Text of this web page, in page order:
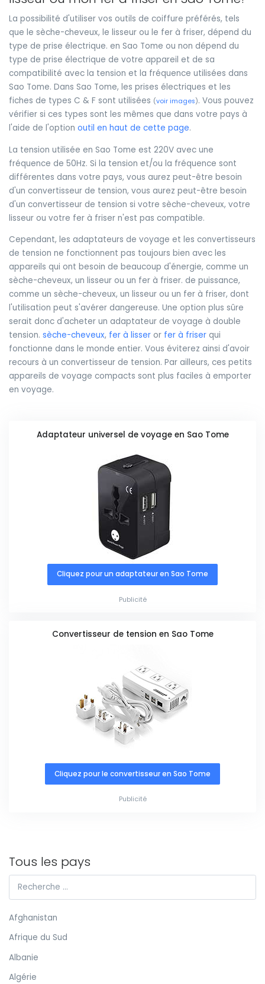
La possibilité d'utiliser vos outils de coiffure préférés, tels
que le sèche-cheveux, le lisseur ou le fer à friser, dépend du
type de prise électrique. en Sao Tome ou non dépend du
type de prise électrique de votre appareil et de sa
compatibilité avec la tension et la fréquence utilisées dans
Sao Tome. Dans Sao Tome, les prises électriques et les
fiches de types C & F sont utilisées (voir images). Vous pouvez
vérifier si ces types sont les mêmes que dans votre pays à
l'aide de l'option outil en haut de cette page.
La tension utilisée en Sao Tome est 220V avec une
fréquence de 50Hz. Si la tension et/ou la fréquence sont
différentes dans votre pays, vous aurez peut-être besoin
d'un convertisseur de tension, vous aurez peut-être besoin
d'un convertisseur de tension si votre sèche-cheveux, votre
lisseur ou votre fer à friser n'est pas compatible.
Cependant, les adaptateurs de voyage et les convertisseurs
de tension ne fonctionnent pas toujours bien avec les
appareils qui ont besoin de beaucoup d'énergie, comme un
sèche-cheveux, un lisseur ou un fer à friser. de puissance,
comme un sèche-cheveux, un lisseur ou un fer à friser, dont
l'utilisation peut s'avérer dangereuse. Une option plus sûre
serait donc d'acheter un adaptateur de voyage à double
tension. sèche-cheveux, fer à lisser or fer à friser qui
fonctionne dans le monde entier. Vous éviterez ainsi d'avoir
recours à un convertisseur de tension. Par ailleurs, ces petits
appareils de voyage compacts sont plus faciles à emporter
en voyage.
Adaptateur universel de voyage en Sao Tome
Cliquez pour un adaptateur en Sao Tome
Publicité
Convertisseur de tension en Sao Tome
Cliquez pour le convertisseur en Sao Tome
Publicité
Tous les pays
Afghanistan
Afrique du Sud
Albanie
Algérie